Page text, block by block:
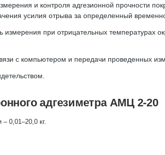
и контроля адгезионной прочности
усилия отрыва за определенный
измерения при отрицательных температурах
с компьютером и передачи проведенных
адгезиметра АМЦ 2-20
0,01–20,0 кг.